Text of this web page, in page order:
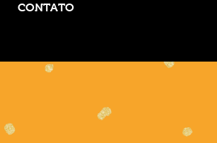
CONTATO